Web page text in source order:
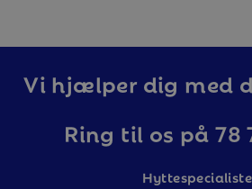
Vi hjælper dig med
Ring til os på 78